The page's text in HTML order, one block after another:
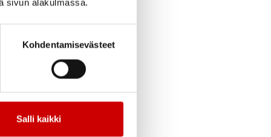
sivun alakulmassa.
Kohdentamisevästeet
Salli kaikki
jumppaamaan
tehden ja
reunaa yms.
rauhoituttiin